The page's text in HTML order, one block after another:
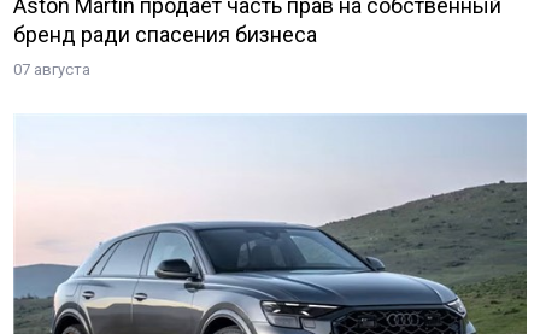
Aston Martin продает часть прав на собственный
бренд ради спасения бизнеса
07 августа